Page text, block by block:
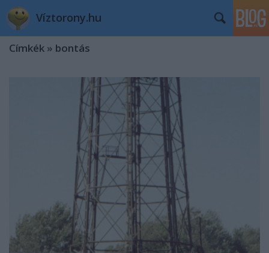
Víztorony.hu
Címkék » bontás